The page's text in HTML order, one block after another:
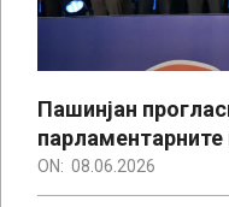
Пашинјан
парламентарните
ON: 08.06.2026